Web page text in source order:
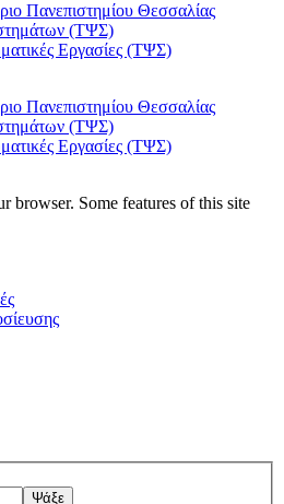
Πανεπιστημίου Θεσσαλίας
(ΤΨΣ)
Εργασίες (ΤΨΣ)
Πανεπιστημίου Θεσσαλίας
(ΤΨΣ)
Εργασίες (ΤΨΣ)
browser. Some features of this site
Ψάξε